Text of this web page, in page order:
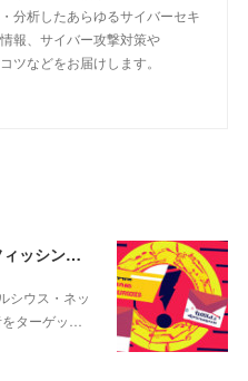
分析したあらゆるサイバーセキ
報、サイバー攻撃対策や
ツなどをお届けします。
破産したセルシウス・コインのフィッシング攻撃、リアルタイムURLスキャンで検知
シウス・ネッ
ターゲッ…